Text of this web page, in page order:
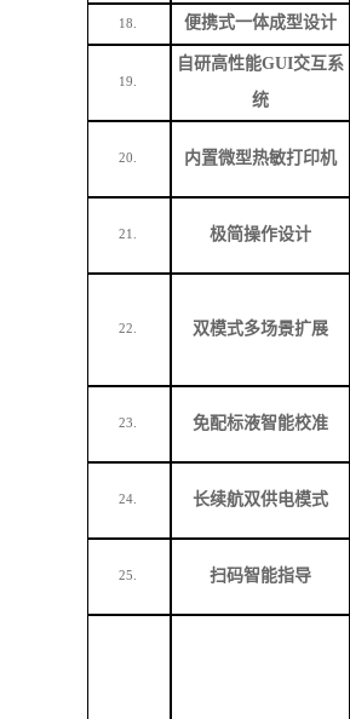
18. 便携式一体成型设计
19.
自研高性能GUI交互系
统
20. 内置微型热敏打印机
21. 极简操作设计
22. 双模式多场景扩展
23. 免配标液智能校准
24. 长续航双供电模式
25. 扫码智能指导